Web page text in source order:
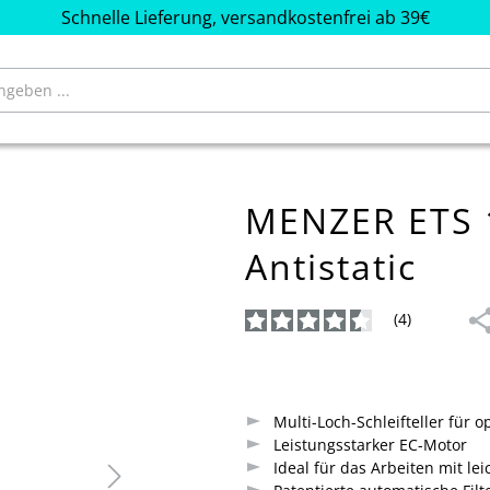
Schnelle Lieferung, versandkostenfrei ab 39€
MENZER
Antistatic
(4)
Multi-Loch-Schleifteller für
Leistungsstarker EC-Motor
Ideal für das Arbeiten mit